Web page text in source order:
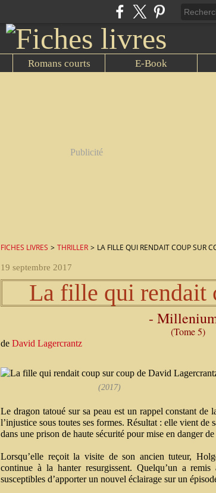
Romans courts E-Book
Publicité
FICHES LIVRES > THRILLER > LA FILLE QUI RENDAIT COUP SUR
19 septembre 2017
La fille qui rendait
-
(Tome 5)
de David Lagercrantz
(2017)
Le dragon tatoué sur sa peau est un rappel constant de
l’injustice sous toutes ses formes. Résultat : elle vient de
dans une prison de haute sécurité pour mise en danger
Lorsqu’elle reçoit la visite de son ancien tuteur,
continue à la hanter resurgissent. Quelqu’un a
susceptibles d’apporter un nouvel éclairage sur un